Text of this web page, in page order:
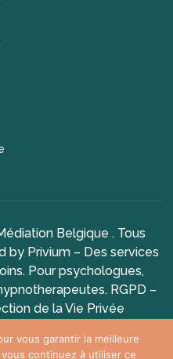
Belgique . Tous
by Privium – Des services
Pour psychologues,
RGPD –
de la Vie Privée
vous garantir la meilleure
continuez à utiliser ce